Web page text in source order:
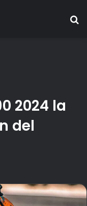
2024 la
del